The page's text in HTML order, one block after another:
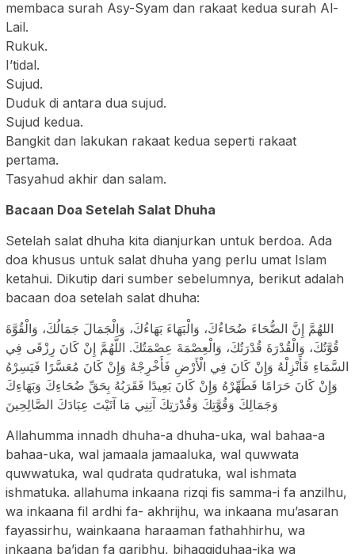
membaca surah Asy-Syam dan rakaat kedua surah Al-
Lail.
Rukuk.
I’tidal.
Sujud.
Duduk di antara dua sujud.
Sujud kedua.
Bangkit dan lakukan rakaat kedua seperti rakaat
pertama.
Tasyahud akhir dan salam.
Bacaan Doa Setelah Salat Dhuha
Setelah salat dhuha kita dianjurkan untuk berdoa. Ada
doa khusus untuk salat dhuha yang perlu umat Islam
ketahui. Dikutip dari sumber sebelumnya, berikut adalah
bacaan doa setelah salat dhuha:
اللهُمَّ إِنَّ الضُّحَاءَ ضُحَاءُكَ، وَالْبَهَاءَ بَهَاءُكَ، وَالْجَمَالَ جَمَالُكَ، وَالْقُوَّةَ
قُوَّتُكَ، وَالْقُدْرَةَ قُدْرَتُكَ، وَالْعِصْمَةَ عِصْمَتُكَ. اللَّهُمَّ إِنْ كَانَ رِزْقَى فِي
السَّمَاءِ فَأَنْزِلْهُ وَإِنْ كَانَ فِي الْأَرْضِ فَأَخْرِجْهُ وَإِنْ كَانَ مُعَسَّرًا فَيَسِرْهُ
وَإِنْ كَانَ حَرَامًا فَطَهِّرْهُ وَإِنْ كَانَ بَعِيدًا فَقَرَبُهُ بِحَقِّ ضُحَاءِكَ وَبَهَاءِكَ
وَجَمَالِكَ وَقُوَّتِكَ وَقُدْرَتِكَ آتِنِي مَا آتَيْتَ عِبَادَكَ الصَّالِحِينَ
Allahumma innadh dhuha-a dhuha-uka, wal bahaa-a
bahaa-uka, wal jamaala jamaaluka, wal quwwata
quwwatuka, wal qudrata qudratuka, wal ishmata
ishmatuka. allahuma inkaana rizqi fis samma-i fa anzilhu,
wa inkaana fil ardhi fa- akhrijhu, wa inkaana mu’asaran
fayassirhu, wainkaana haraaman fathahhirhu, wa
inkaana ba’idan fa qaribhu, bihaqqiduhaa-ika wa